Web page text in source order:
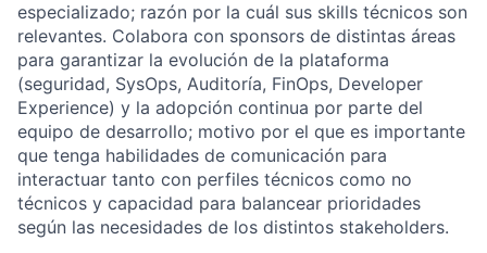
especializado; razón por la cuál sus skills técnicos son
relevantes. Colabora con sponsors de distintas áreas
para garantizar la evolución de la plataforma
(seguridad, SysOps, Auditoría, FinOps, Developer
Experience) y la adopción continua por parte del
equipo de desarrollo; motivo por el que es importante
que tenga habilidades de comunicación para
interactuar tanto con perfiles técnicos como no
técnicos y capacidad para balancear prioridades
según las necesidades de los distintos stakeholders.